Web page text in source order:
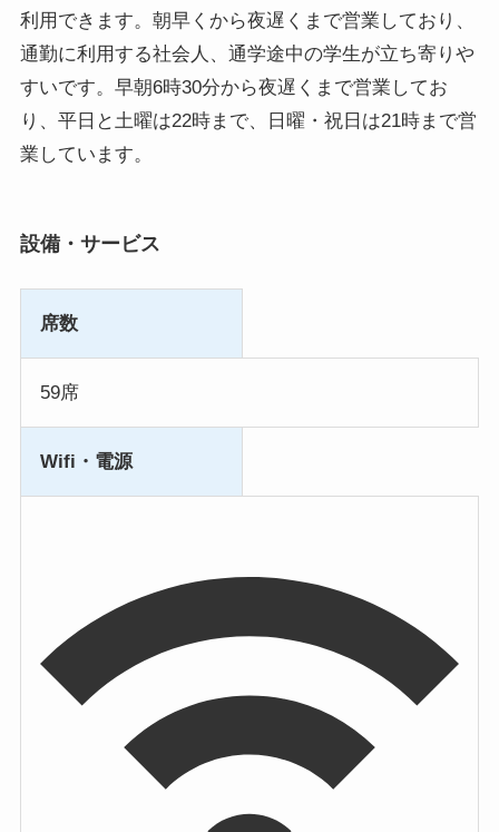
利用できます。朝早くから夜遅くまで営業しており、
通勤に利用する社会人、通学途中の学生が立ち寄りや
すいです。早朝6時30分から夜遅くまで営業してお
り、平日と土曜は22時まで、日曜・祝日は21時まで営
業しています。
設備・サービス
席数
59席
Wifi・電源